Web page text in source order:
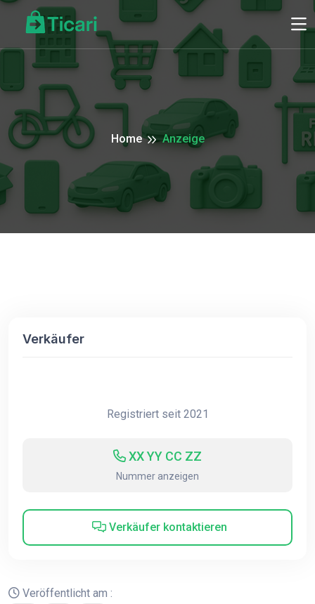
Home Anzeige
Verkäufer
Registriert seit 2021
XX YY CC ZZ
Nummer anzeigen
Verkäufer kontaktieren
Veröffentlicht am :